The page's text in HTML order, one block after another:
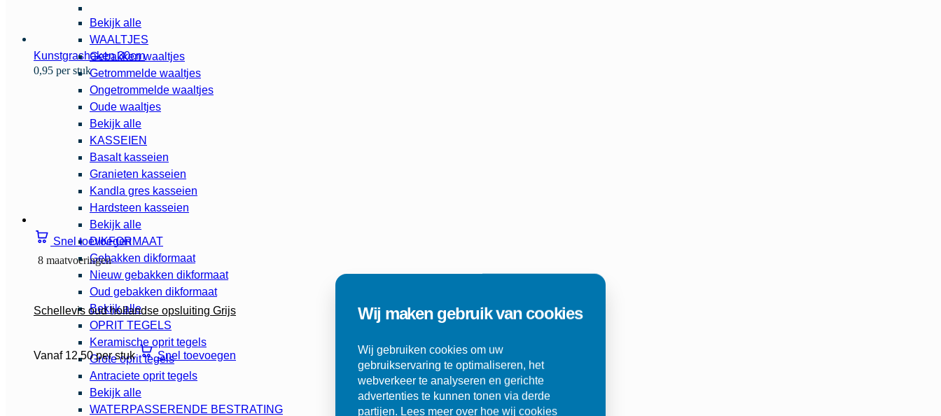
Kunstgrashaken 30cm
0,95 per stuk
Bekijk alle
WAALTJES
Gebakken waaltjes
Getrommelde waaltjes
Ongetrommelde waaltjes
Oude waaltjes
Bekijk alle
KASSEIEN
Basalt kasseien
Granieten kasseien
Kandla gres kasseien
Hardsteen kasseien
Bekijk alle
DIKFORMAAT
Gebakken dikformaat
Nieuw gebakken dikformaat
Oud gebakken dikformaat
Bekijk alle
OPRIT TEGELS
Keramische oprit tegels
Grote oprit tegels
Antraciete oprit tegels
Bekijk alle
WATERPASSERENDE BESTRATING
Snel toevoegen
8 maatvoeringen
Schellevis oud hollandse opsluiting Grijs
Vanaf 12,50 per stuk Snel toevoegen
Wij maken gebruik van cookies
Wij gebruiken cookies om uw
gebruikservaring te optimaliseren, het
webverkeer te analyseren en gerichte
advertenties te kunnen tonen via derde
partijen. Lees meer over hoe wij cookies